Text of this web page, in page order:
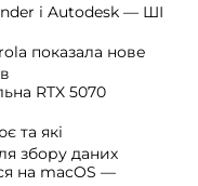
і Autodesk — ШІ
показала нове
RTX 5070
та які
збору даних
на macOS —